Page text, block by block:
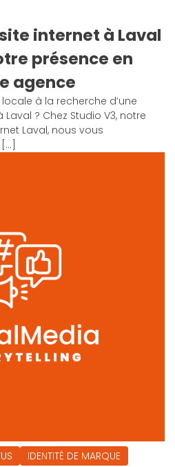
internet à Laval
présence en
agence
à la recherche d’une
? Chez Studio V3, notre
Laval, nous vous
IDENTITÉ DE MARQUE